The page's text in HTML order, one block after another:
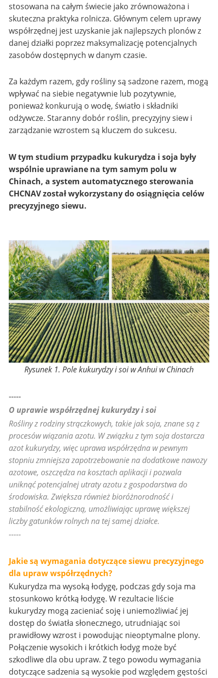
stosowana na całym świecie jako zrównoważona i
skuteczna praktyka rolnicza. Głównym celem uprawy
współrzędnej jest uzyskanie jak najlepszych plonów z
danej działki poprzez maksymalizację potencjalnych
zasobów dostępnych w danym czasie.
Za każdym razem, gdy rośliny są sadzone razem, mogą
wpływać na siebie negatywnie lub pozytywnie,
ponieważ konkurują o wodę, światło i składniki
odżywcze. Staranny dobór roślin, precyzyjny siew i
zarządzanie wzrostem są kluczem do sukcesu.
W tym studium przypadku kukurydza i soja były
wspólnie uprawiane na tym samym polu w
Chinach, a system automatycznego sterowania
CHCNAV został wykorzystany do osiągnięcia celów
precyzyjnego siewu.
Rysunek 1. Pole kukurydzy i soi w Anhui w Chinach
-----
O uprawie współrzędnej kukurydzy i soi
Rośliny z rodziny strączkowych, takie jak soja, znane są z
procesów wiązania azotu. W związku z tym soja dostarcza
azot kukurydzy, więc uprawa współrzędna w pewnym
stopniu zmniejsza zapotrzebowanie na dodatkowe nawozy
azotowe, oszczędza na kosztach aplikacji i pozwala
uniknąć potencjalnej utraty azotu z gospodarstwa do
środowiska. Zwiększa również bioróżnorodność i
stabilność ekologiczną, umożliwiając uprawę większej
liczby gatunków rolnych na tej samej działce.
-----
Jakie są wymagania dotyczące siewu precyzyjnego
dla upraw współrzędnych?
Kukurydza ma wysoką łodygę, podczas gdy soja ma
stosunkowo krótką łodygę. W rezultacie liście
kukurydzy mogą zacieniać soję i uniemożliwiać jej
dostęp do światła słonecznego, utrudniając soi
prawidłowy wzrost i powodując nieoptymalne plony.
Połączenie wysokich i krótkich łodyg może być
szkodliwe dla obu upraw. Z tego powodu wymagania
dotyczące sadzenia są wysokie pod względem gęstości